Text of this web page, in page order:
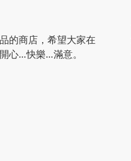
的商店，希望大家在
心…快樂…滿意。